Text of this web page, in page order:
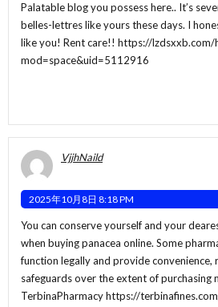
Palatable blog you possess here.. It’s
belles-lettres like yours these days. I
like you! Rent care!! https://lzdsxxb.com/
mod=space&uid=5112916
VjjhNaild
2025年10月8日 8:18 PM
You can conserve yourself and your
when buying panacea online. Some
function legally and provide convenience,
safeguards over the extent of purchasing
TerbinaPharmacyhttps://